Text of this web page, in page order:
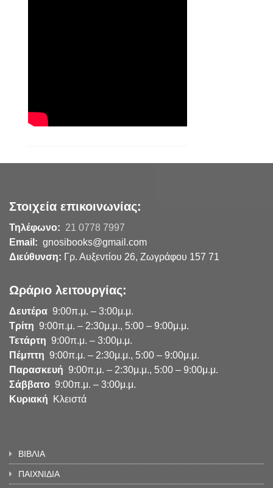
Στοιχεία επικοινωνίας:
Τηλέφωνο: 21 0778 7997
Email: gnosibooks@gmail.com
Διεύθυνση: Γρ. Αυξεντίου 26, Ζωγράφου 157 71
Ωράριο λειτουργίας:
Δευτέρα 9:00π.μ. – 3:00μ.μ.
Τρίτη 9:00π.μ. – 2:30μ.μ., 5:00 – 9:00μ.μ.
Τετάρτη 9:00π.μ. – 3:00μ.μ.
Πέμπτη 9:00π.μ. – 2:30μ.μ., 5:00 – 9:00μ.μ.
Παρασκευή 9:00π.μ. – 2:30μ.μ., 5:00 – 9:00μ.μ.
Σάββατο 9:00π.μ. – 3:00μ.μ.
Κυριακή Κλειστά
ΒΙΒΛΙΑ
ΠΑΙΧΝΙΔΙΑ